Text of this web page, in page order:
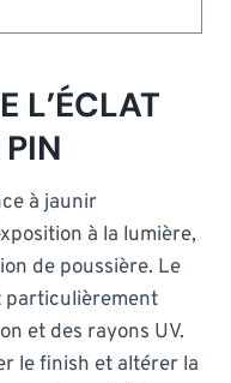
L’ÉCLAT
à jaunir
à la lumière,
de poussière. Le
particulièrement
et des rayons UV.
le finish et altérer la